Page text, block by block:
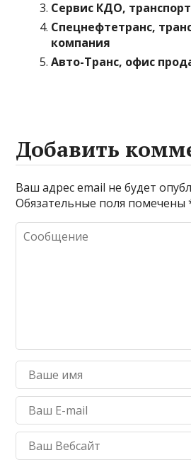
Сервис КДО,
Спецнефтетранс,
компания
Авто-Транс, офис
Добавить
Ваш адрес email не будет
Обязательные поля помечены